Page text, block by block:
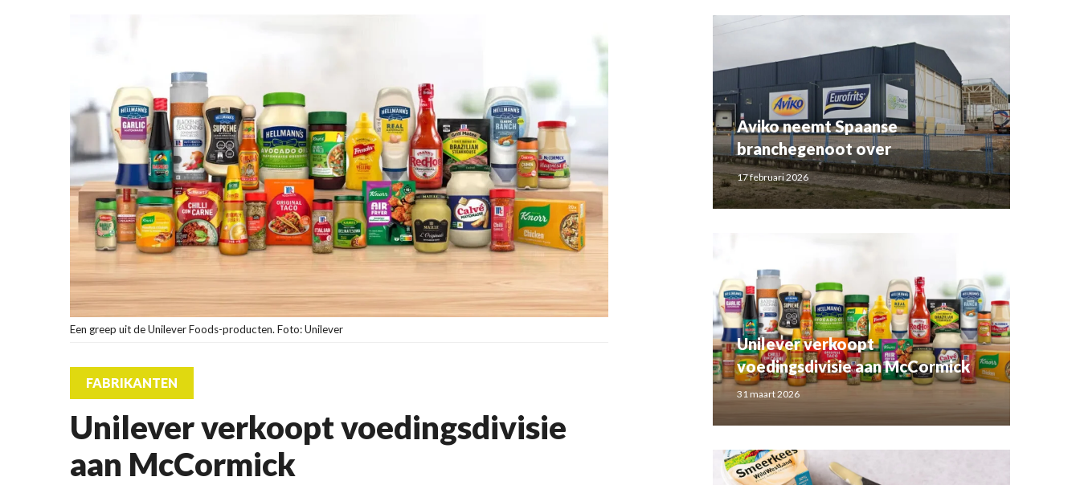
Een greep uit de Unilever Foods-producten. Foto: Unilever
FABRIKANTEN
Unilever verkoopt voedingsdivisie
aan McCormick
Aviko neemt Spaanse
branchegenoot over
17 februari 2026
Unilever verkoopt
voedingsdivisie aan McCormick
31 maart 2026